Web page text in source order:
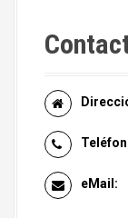
eMail: